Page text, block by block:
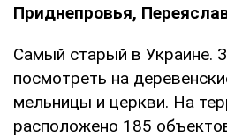
Приднепровья,
Самый старый в Украине.
посмотреть на
мельницы и церкви. На
расположено 185